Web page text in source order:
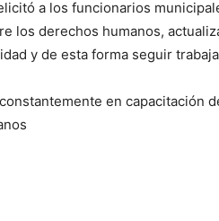
a los funcionarios
los derechos humanos,
y de esta forma seguir
en capacitación